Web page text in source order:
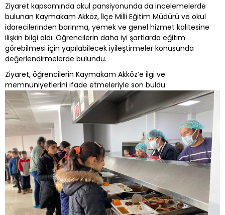
Ziyaret kapsamında okul pansiyonunda da incelemelerde
bulunan Kaymakam Akköz, İlçe Milli Eğitim Müdürü ve okul
idarecilerinden barınma, yemek ve genel hizmet kalitesine
ilişkin bilgi aldı. Öğrencilerin daha iyi şartlarda eğitim
görebilmesi için yapılabilecek iyileştirmeler konusunda
değerlendirmelerde bulundu.
Ziyaret, öğrencilerin Kaymakam Akköz’e ilgi ve
memnuniyetlerini ifade etmeleriyle son buldu.